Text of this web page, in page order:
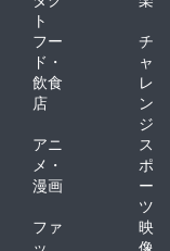
ト
フー
ド・
飲食
店
チ
ャ
レ
ン
ジ
アニ
メ・
漫画
ス
ポ
ー
ツ
ファ
ッ
映
像